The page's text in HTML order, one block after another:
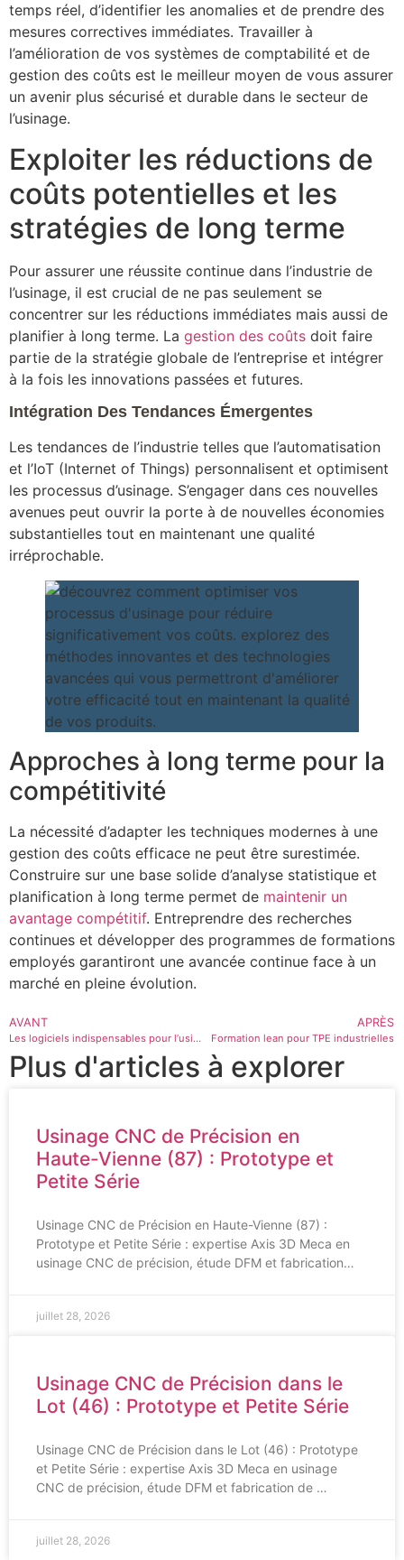
temps réel, d’identifier les anomalies et de prendre des
mesures correctives immédiates. Travailler à
l’amélioration de vos systèmes de comptabilité et de
gestion des coûts est le meilleur moyen de vous assurer
un avenir plus sécurisé et durable dans le secteur de
l’usinage.
Exploiter les réductions de
coûts potentielles et les
stratégies de long terme
Pour assurer une réussite continue dans l’industrie de
l’usinage, il est crucial de ne pas seulement se
concentrer sur les réductions immédiates mais aussi de
planifier à long terme. La gestion des coûts doit faire
partie de la stratégie globale de l’entreprise et intégrer
à la fois les innovations passées et futures.
Intégration Des Tendances Émergentes
Les tendances de l’industrie telles que l’automatisation
et l’IoT (Internet of Things) personnalisent et optimisent
les processus d’usinage. S’engager dans ces nouvelles
avenues peut ouvrir la porte à de nouvelles économies
substantielles tout en maintenant une qualité
irréprochable.
Approches à long terme pour la
compétitivité
La nécessité d’adapter les techniques modernes à une
gestion des coûts efficace ne peut être surestimée.
Construire sur une base solide d’analyse statistique et
planification à long terme permet de maintenir un
avantage compétitif. Entreprendre des recherches
continues et développer des programmes de formations
employés garantiront une avancée continue face à un
marché en pleine évolution.
AVANT
Les logiciels indispensables pour l’usinage CNC
APRÈS
Formation lean pour TPE industrielles
Plus d'articles à explorer
Usinage CNC de Précision en
Haute-Vienne (87) : Prototype et
Petite Série
Usinage CNC de Précision en Haute-Vienne (87) :
Prototype et Petite Série : expertise Axis 3D Meca en
usinage CNC de précision, étude DFM et fabrication…
juillet 28, 2026
Usinage CNC de Précision dans le
Lot (46) : Prototype et Petite Série
Usinage CNC de Précision dans le Lot (46) : Prototype
et Petite Série : expertise Axis 3D Meca en usinage
CNC de précision, étude DFM et fabrication de …
juillet 28, 2026